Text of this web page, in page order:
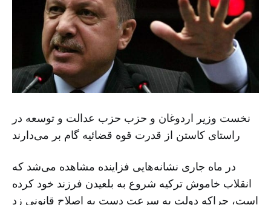
نخست وزیر اردوغان و حزب حزب عدالت و توسعه در
راستای کاستن از قدرت قوه قضائیه گام بر می‌دارند
در ماه جاری نشانه‌هایی فزاینده مشاهده می‌شد که
انقلاب خاموش ترکیه شروع به بلعیدن فرزند خود کرده
است، چراکه دولت به سرعت دست به اصلاح قانونی زد